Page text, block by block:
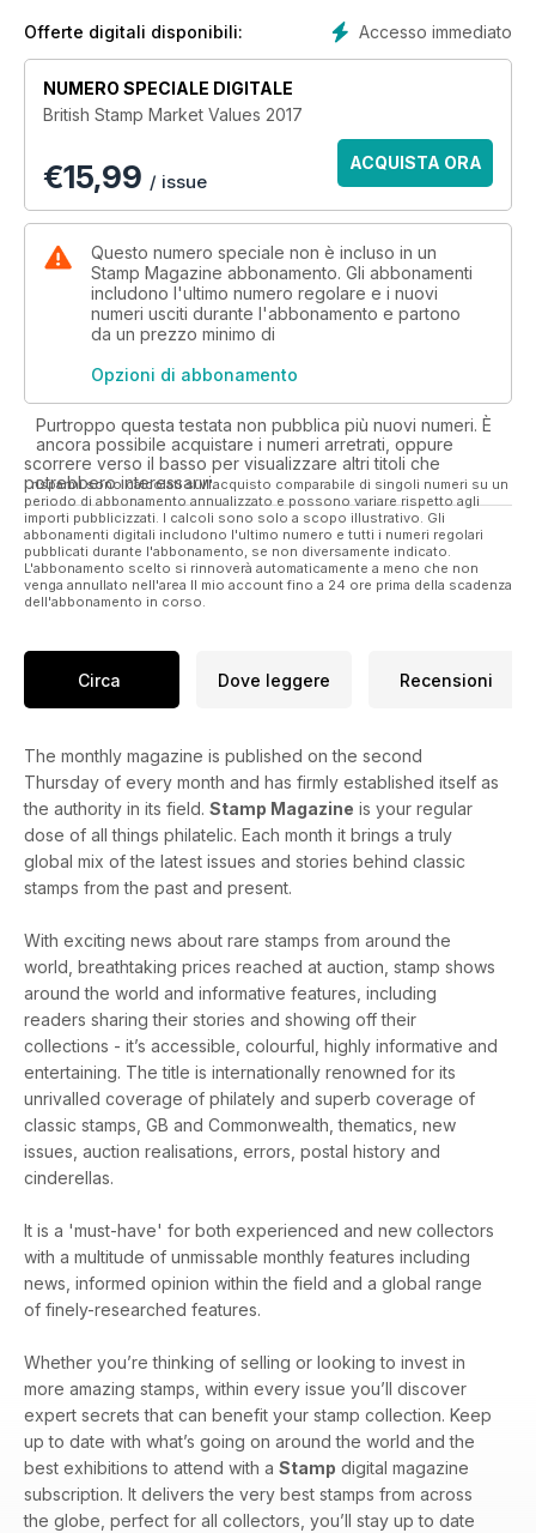
Accesso immediato
Offerte digitali disponibili:
NUMERO SPECIALE DIGITALE
British Stamp Market Values 2017
€15,99 / issue
ACQUISTA ORA
Questo numero speciale non è incluso in un
Stamp Magazine abbonamento. Gli abbonamenti
includono l'ultimo numero regolare e i nuovi
numeri usciti durante l'abbonamento e partono
da un prezzo minimo di
Opzioni di abbonamento
Purtroppo questa testata non pubblica più nuovi numeri. È
ancora possibile acquistare i numeri arretrati, oppure
scorrere verso il basso per visualizzare altri titoli che
potrebbero interessarvi.
I risparmi sono calcolati sull'acquisto comparabile di singoli numeri su un
periodo di abbonamento annualizzato e possono variare rispetto agli
importi pubblicizzati. I calcoli sono solo a scopo illustrativo. Gli
abbonamenti digitali includono l'ultimo numero e tutti i numeri regolari
pubblicati durante l'abbonamento, se non diversamente indicato.
L'abbonamento scelto si rinnoverà automaticamente a meno che non
venga annullato nell'area Il mio account fino a 24 ore prima della scadenza
dell'abbonamento in corso.
Circa Dove leggere Recensioni
The monthly magazine is published on the second
Thursday of every month and has firmly established itself as
the authority in its field. Stamp Magazine is your regular
dose of all things philatelic. Each month it brings a truly
global mix of the latest issues and stories behind classic
stamps from the past and present.
With exciting news about rare stamps from around the
world, breathtaking prices reached at auction, stamp shows
around the world and informative features, including
readers sharing their stories and showing off their
collections - it’s accessible, colourful, highly informative and
entertaining. The title is internationally renowned for its
unrivalled coverage of philately and superb coverage of
classic stamps, GB and Commonwealth, thematics, new
issues, auction realisations, errors, postal history and
cinderellas.
It is a 'must-have' for both experienced and new collectors
with a multitude of unmissable monthly features including
news, informed opinion within the field and a global range
of finely-researched features.
Whether you’re thinking of selling or looking to invest in
more amazing stamps, within every issue you’ll discover
expert secrets that can benefit your stamp collection. Keep
up to date with what’s going on around the world and the
best exhibitions to attend with a Stamp digital magazine
subscription. It delivers the very best stamps from across
the globe, perfect for all collectors, you’ll stay up to date